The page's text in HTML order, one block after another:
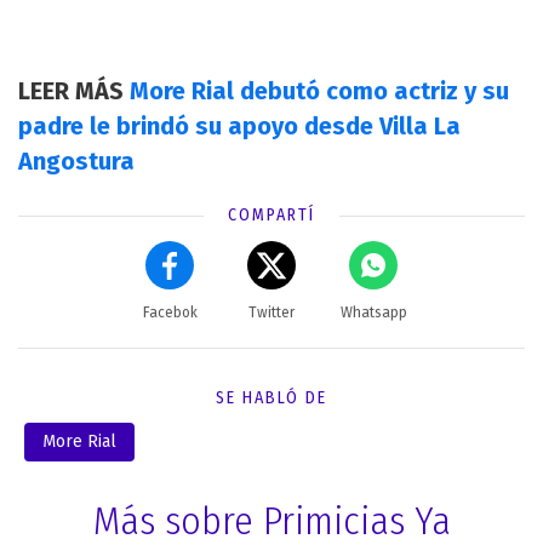
LEER MÁS More Rial debutó como actriz y su
padre le brindó su apoyo desde Villa La
Angostura
COMPARTÍ
Facebok Twitter Whatsapp
SE HABLÓ DE
More Rial
Más sobre Primicias Ya